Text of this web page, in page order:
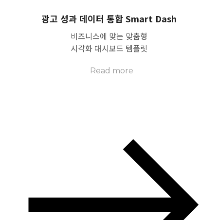
광고 성과 데이터 통합 Smart Dash
비즈니스에 맞는 맞춤형
시각화 대시보드 템플릿
Read more